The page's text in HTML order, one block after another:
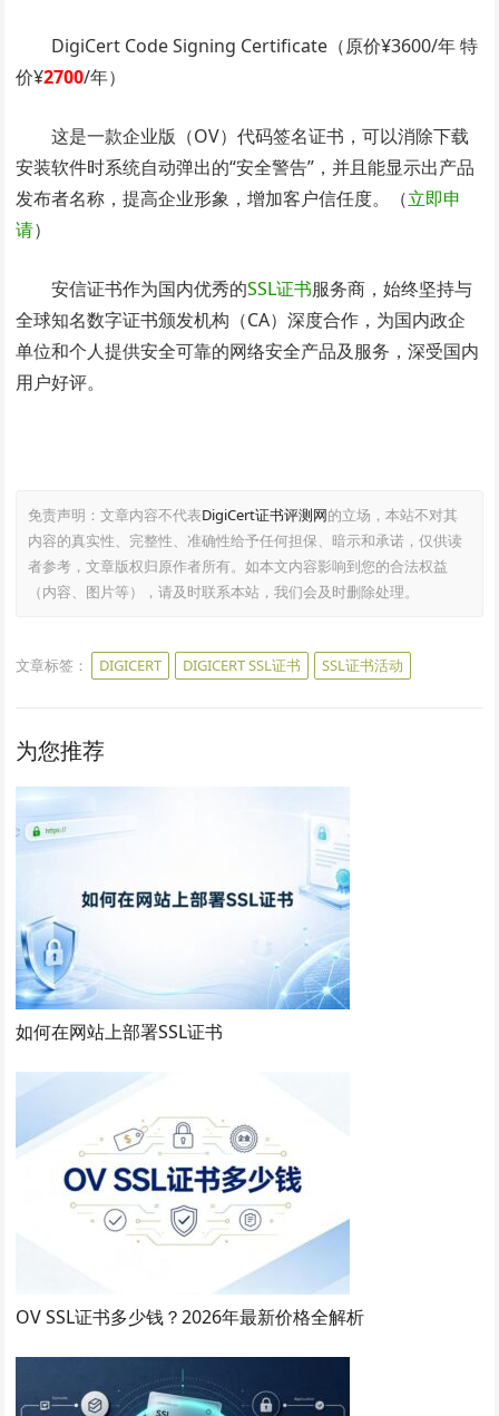
DigiCert Code Signing Certificate（原价¥3600/年 特
价¥2700/年）
这是一款企业版（OV）代码签名证书，可以消除下载
安装软件时系统自动弹出的“安全警告”，并且能显示出产品
发布者名称，提高企业形象，增加客户信任度。（立即申
请）
安信证书作为国内优秀的SSL证书服务商，始终坚持与
全球知名数字证书颁发机构（CA）深度合作，为国内政企
单位和个人提供安全可靠的网络安全产品及服务，深受国内
用户好评。
免责声明：文章内容不代表DigiCert证书评测网的立场，本站不对其
内容的真实性、完整性、准确性给予任何担保、暗示和承诺，仅供读
者参考，文章版权归原作者所有。如本文内容影响到您的合法权益
（内容、图片等），请及时联系本站，我们会及时删除处理。
文章标签： DIGICERT DIGICERT SSL证书 SSL证书活动
为您推荐
如何在网站上部署SSL证书
OV SSL证书多少钱？2026年最新价格全解析